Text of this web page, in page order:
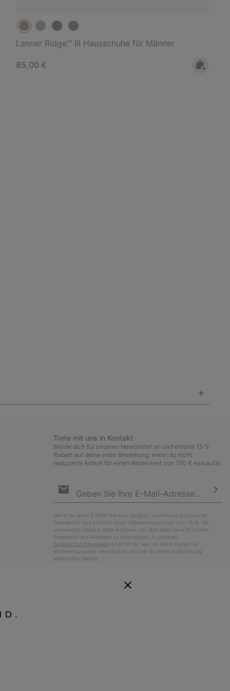
Lanner Ridge™ III Hausschuhe für Männer
Regular price:
85,00 €
+
Trete mit uns in Kontakt
Melde dich für unseren Newsletter an und erhalte 15 %
Rabatt auf deine erste Bestellung, wenn du nicht
reduzierte Artikel für einen Warenwert von 150 € einkaufst.
Anmeldung
Wenn du deine E-Mail-Adresse angibst, abonnierst du unseren
Newsletter und erhältst einen Willkommensrabatt von 15 %. Wir
verwenden deine E-Mail-Adresse, um dich über neue Produkte,
Angebote und Aktionen zu informieren. In unseren
Datenschutzhinweisen erfährst du, wie wir deine Daten für
Marketingzwecke verarbeiten und wie du deine Zustimmung
widerrufen kannst.